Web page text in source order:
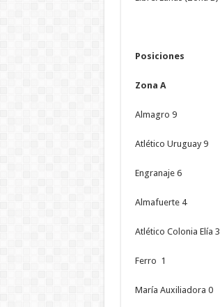
Posiciones
Zona A
Almagro 9
Atlético Uruguay 9
Engranaje 6
Almafuerte 4
Atlético Colonia Elía 3
Ferro 1
María Auxiliadora 0